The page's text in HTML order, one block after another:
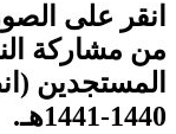
انقر على
من مشاركة
المستجدين
1440-1441هـ.